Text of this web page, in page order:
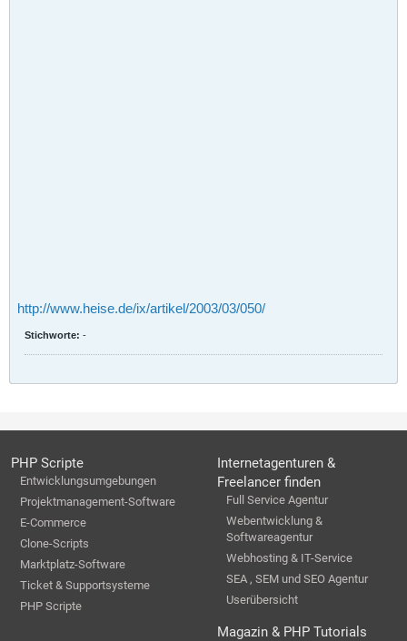
http://www.heise.de/ix/artikel/2003/03/050/
Stichworte: -
PHP Scripte
Entwicklungsumgebungen
Projektmanagement-Software
E-Commerce
Clone-Scripts
Marktplatz-Software
Ticket & Supportsysteme
PHP Scripte
Internetagenturen &
Freelancer finden
Full Service Agentur
Webentwicklung &
Softwareagentur
Webhosting & IT-Service
SEA , SEM und SEO Agentur
Userübersicht
Magazin & PHP Tutorials